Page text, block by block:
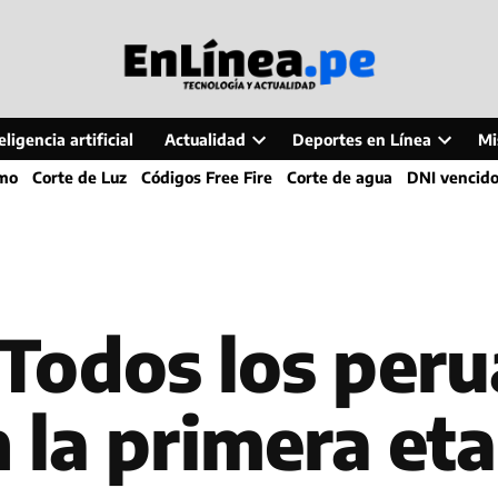
artificial Actualidad
Open
dropdown
Deportes en Línea
Open
dropdown
Corte de Luz Códigos Free Fire Corte de agua DNI vencido
los
primera